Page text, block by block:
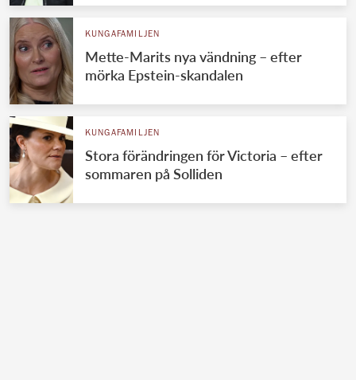
KUNGAFAMILJEN
Mette-Marits nya vändning – efter
mörka Epstein-skandalen
KUNGAFAMILJEN
Stora förändringen för Victoria – efter
sommaren på Solliden